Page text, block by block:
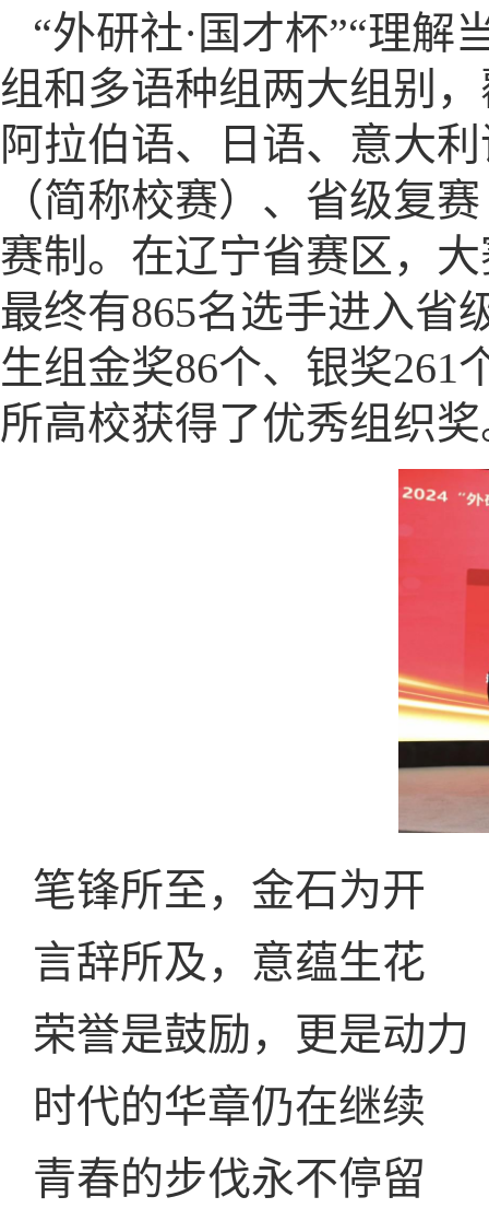
“外研社·国才杯”“理
组和多语种组两大组别
阿拉伯语、日语、意大
（简称校赛）、省级复
赛制。在辽宁省赛区，
最终有865名选手进入省
生组金奖86个、银奖261
所高校获得了优秀组织
笔锋所至，金石为开
言辞所及，意蕴生花
荣誉是鼓励，更是动力
时代的华章仍在继续
青春的步伐永不停留